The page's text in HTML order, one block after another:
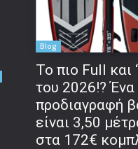
Blog
To πιο Full
του 2026!?
προδιαγραφή
είναι 3,50
στα 172€